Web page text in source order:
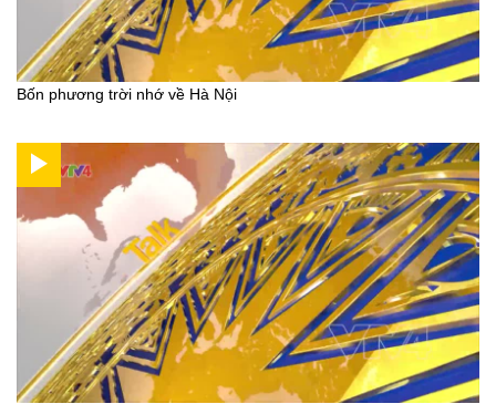
Bốn phương trời nhớ về Hà Nội